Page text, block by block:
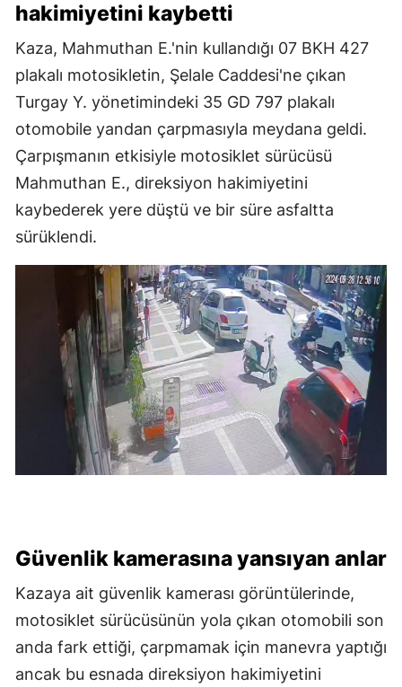
hakimiyetini kaybetti
Kaza, Mahmuthan E.'nin kullandığı 07 BKH 427
plakalı motosikletin, Şelale Caddesi'ne çıkan
Turgay Y. yönetimindeki 35 GD 797 plakalı
otomobile yandan çarpmasıyla meydana geldi.
Çarpışmanın etkisiyle motosiklet sürücüsü
Mahmuthan E., direksiyon hakimiyetini
kaybederek yere düştü ve bir süre asfaltta
sürüklendi.
Güvenlik kamerasına yansıyan anlar
Kazaya ait güvenlik kamerası görüntülerinde,
motosiklet sürücüsünün yola çıkan otomobili son
anda fark ettiği, çarpmamak için manevra yaptığı
ancak bu esnada direksiyon hakimiyetini